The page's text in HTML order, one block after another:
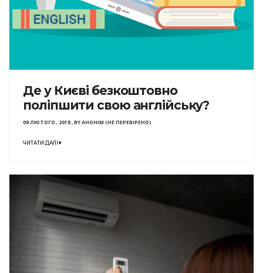
Де у Києві безкоштовно
поліпшити свою англійську?
09 ЛЮТОГО , 2018,BYАНОНІМ (НЕ ПЕРЕВІРЕНО)
ЧИТАТИ ДАЛІ